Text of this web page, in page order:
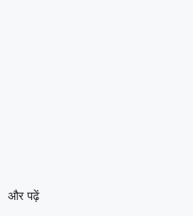
और पढ़ें